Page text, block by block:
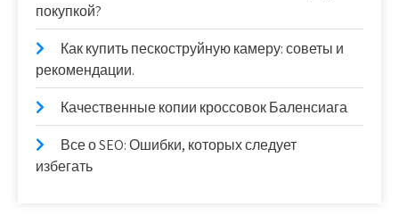
покупкой?
Как купить пескоструйную камеру: советы и
рекомендации.
Качественные копии кроссовок Баленсиага
Все о SEO: Ошибки, которых следует
избегать